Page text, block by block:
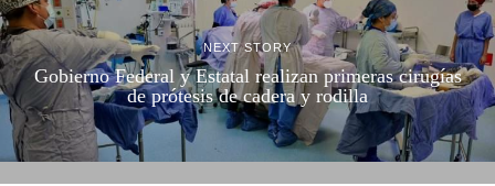
NEXT STORY
Gobierno Federal y Estatal realizan primeras cirugías
de prótesis de cadera y rodilla